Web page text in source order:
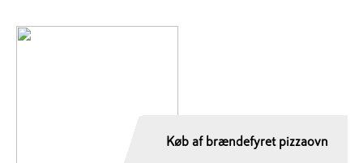
Køb af brændefyret pizzaovn